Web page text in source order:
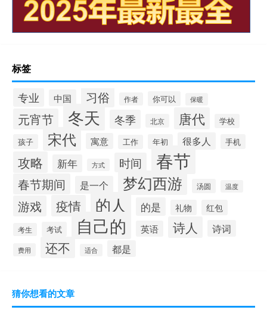
标签
专业 中国 习俗 作者 你可以 保暖
元宵节 冬天 冬季 北京 唐代 学校
孩子 宋代 寓意 工作 年初 很多人 手机
攻略 新年 方式 时间 春节
春节期间 是一个 梦幻西游 汤圆 温度
游戏 疫情 的人 的是 礼物 红包
考生 考试 自己的 英语 诗人 诗词
费用 还不 适合 都是
猜你想看的文章